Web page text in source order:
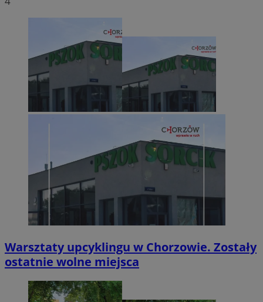
Warsztaty upcyklingu w Chorzowie. Zostały
ostatnie wolne miejsca